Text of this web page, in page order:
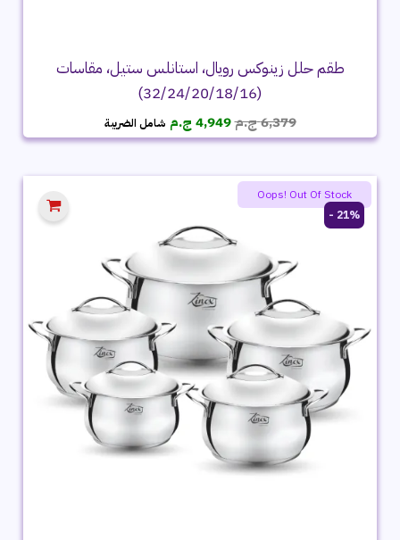
طقم حلل زينوكس رويال، استانلس ستيل، مقاسات
(32/24/20/18/16)
6,379ج.مالسعر
الأصلي
6,379 ج.م.
4,949 ج.م السعر
الحالي
4,949 ج.م.
شامل الضريبة
21% -
Oops! Out Of Stock